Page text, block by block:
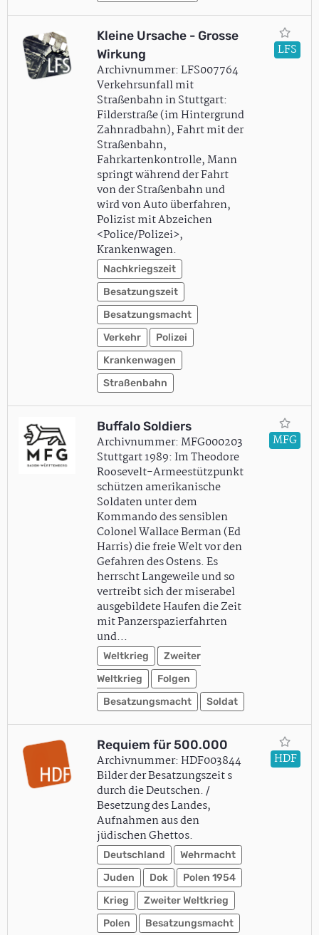
Kleine Ursache - Grosse
Wirkung
Archivnummer: LFS007764
Verkehrsunfall mit
Straßenbahn in Stuttgart:
Filderstraße (im Hintergrund
Zahnradbahn), Fahrt mit der
Straßenbahn,
Fahrkartenkontrolle, Mann
springt während der Fahrt
von der Straßenbahn und
wird von Auto überfahren,
Polizist mit Abzeichen
<Police/Polizei>,
Krankenwagen.
Nachkriegszeit
Besatzungszeit
Besatzungsmacht
Verkehr
Polizei
Krankenwagen
Straßenbahn
LFS
Buffalo Soldiers
Archivnummer: MFG000203
Stuttgart 1989: Im Theodore
Roosevelt-Armeestützpunkt
schützen amerikanische
Soldaten unter dem
Kommando des sensiblen
Colonel Wallace Berman (Ed
Harris) die freie Welt vor den
Gefahren des Ostens. Es
herrscht Langeweile und so
vertreibt sich der miserabel
ausgebildete Haufen die Zeit
mit Panzerspazierfahrten
und…
Weltkrieg
Zweiter
Weltkrieg
Folgen
Besatzungsmacht
Soldat
MFG
Requiem für 500.000
Archivnummer: HDF003844
Bilder der Besatzungszeit s
durch die Deutschen. /
Besetzung des Landes,
Aufnahmen aus den
jüdischen Ghettos.
Deutschland
Wehrmacht
Juden
Dok
Polen 1954
Krieg
Zweiter Weltkrieg
Polen
Besatzungsmacht
HDF